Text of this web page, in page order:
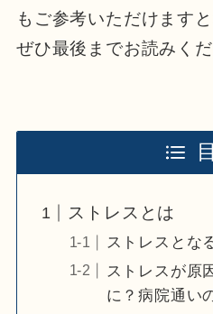
もご参考いただけますと
ぜひ最後までお読みくだ
ストレスとは
ストレスとな
ストレスが原
に？病院通い